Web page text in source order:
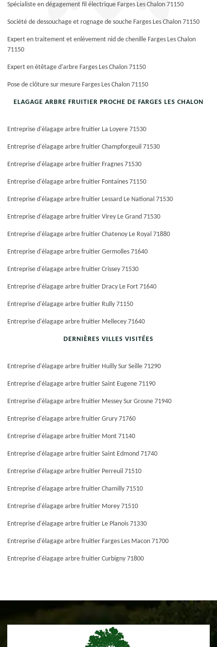
Spécialiste en dégagement fil électrique Farges Les Chalon 71150
Société de dessouchage et rognage de souche Farges Les Chalon 71150
Expert en traitement et enlèvement nid de chenille Farges Les Chalon
71150
Expert en étêtage d'arbre Farges Les Chalon 71150
Pose de clôture sur mesure Farges Les Chalon 71150
ELAGAGE ARBRE FRUITIER PROCHE DE FARGES LES CHALON
Entreprise d'élagage arbre fruitier La Loyere 71530
Entreprise d'élagage arbre fruitier Champforgeuil 71530
Entreprise d'élagage arbre fruitier Fragnes 71530
Entreprise d'élagage arbre fruitier Fontaines 71150
Entreprise d'élagage arbre fruitier Lessard Le National 71530
Entreprise d'élagage arbre fruitier Virey Le Grand 71530
Entreprise d'élagage arbre fruitier Chatenoy Le Royal 71880
Entreprise d'élagage arbre fruitier Germolles 71640
Entreprise d'élagage arbre fruitier Crissey 71530
Entreprise d'élagage arbre fruitier Dracy Le Fort 71640
Entreprise d'élagage arbre fruitier Rully 71150
Entreprise d'élagage arbre fruitier Mellecey 71640
DERNIÈRES VILLES VISITÉES
Entreprise d'élagage arbre fruitier Huilly Sur Seille 71290
Entreprise d'élagage arbre fruitier Saint Eugene 71190
Entreprise d'élagage arbre fruitier Messey Sur Grosne 71940
Entreprise d'élagage arbre fruitier Grury 71760
Entreprise d'élagage arbre fruitier Mont 71140
Entreprise d'élagage arbre fruitier Saint Edmond 71740
Entreprise d'élagage arbre fruitier Perreuil 71510
Entreprise d'élagage arbre fruitier Chamilly 71510
Entreprise d'élagage arbre fruitier Morey 71510
Entreprise d'élagage arbre fruitier Le Planois 71330
Entreprise d'élagage arbre fruitier Farges Les Macon 71700
Entreprise d'élagage arbre fruitier Curbigny 71800